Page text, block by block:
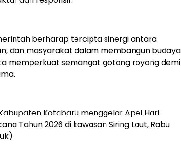
berharap tercipta sinergi antara
dan masyarakat dalam membangun budaya
memperkuat semangat gotong royong demi
Kotabaru menggelar Apel Hari
Tahun 2026 di kawasan Siring Laut, Rabu